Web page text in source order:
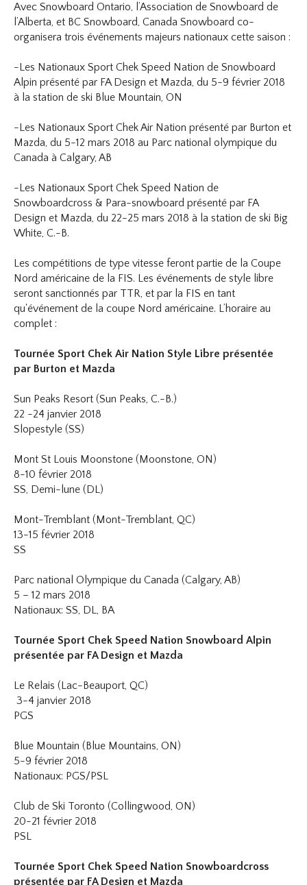
Avec Snowboard Ontario, l’Association de Snowboard de
l’Alberta, et BC Snowboard, Canada Snowboard co-
organisera trois événements majeurs nationaux cette saison :
-Les Nationaux Sport Chek Speed Nation de Snowboard
Alpin présenté par FA Design et Mazda, du 5-9 février 2018
à la station de ski Blue Mountain, ON
-Les Nationaux Sport Chek Air Nation présenté par Burton et
Mazda, du 5-12 mars 2018 au Parc national olympique du
Canada à Calgary, AB
-Les Nationaux Sport Chek Speed Nation de
Snowboardcross & Para-snowboard présenté par FA
Design et Mazda, du 22-25 mars 2018 à la station de ski Big
White, C.-B.
Les compétitions de type vitesse feront partie de la Coupe
Nord américaine de la FIS. Les événements de style libre
seront sanctionnés par TTR, et par la FIS en tant
qu'événement de la coupe Nord américaine. L’horaire au
complet :
Tournée Sport Chek Air Nation Style Libre présentée
par Burton et Mazda
Sun Peaks Resort (Sun Peaks, C.-B.)
22 -24 janvier 2018
Slopestyle (SS)
Mont St Louis Moonstone (Moonstone, ON)
8-10 février 2018
SS, Demi-lune (DL)
Mont-Tremblant (Mont-Tremblant, QC)
13-15 février 2018
SS
Parc national Olympique du Canada (Calgary, AB)
5 – 12 mars 2018
Nationaux: SS, DL, BA
Tournée Sport Chek Speed Nation Snowboard Alpin
présentée par FA Design et Mazda
Le Relais (Lac-Beauport, QC)
3-4 janvier 2018
PGS
Blue Mountain (Blue Mountains, ON)
5-9 février 2018
Nationaux: PGS/PSL
Club de Ski Toronto (Collingwood, ON)
20-21 février 2018
PSL
Tournée Sport Chek Speed Nation Snowboardcross
présentée par FA Design et Mazda